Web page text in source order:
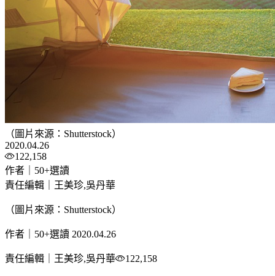
（圖片來源：Shutterstock）
2020.04.26
122,158
作者｜50+選讀
責任編輯｜王美珍,吳丹華
（圖片來源：Shutterstock）
作者｜50+選讀 2020.04.26
責任編輯｜王美珍,吳丹華 122,158